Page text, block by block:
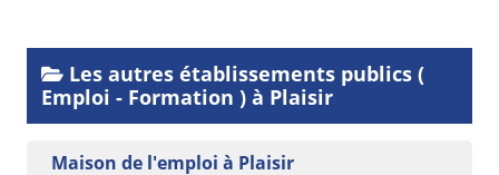
Les autres établissements publics (
Emploi - Formation ) à Plaisir
Maison de l'emploi à Plaisir